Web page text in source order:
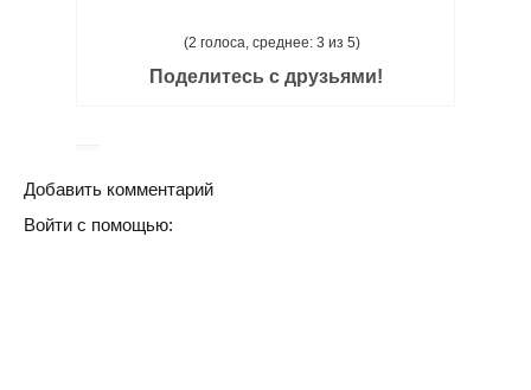
(2 голоса, среднее: 3 из 5)
Поделитесь с друзьями!
Добавить комментарий
Войти с помощью: